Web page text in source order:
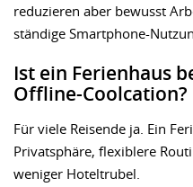
reduzieren aber bewusst
ständige Smartphone-
Ist ein Ferienhaus
Offline-Coolcation?
Für viele Reisende ja. Ein
Privatsphäre, flexiblere
weniger Hoteltrubel.